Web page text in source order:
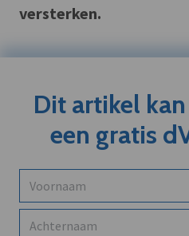
versterken.
Dit artikel
een gratis